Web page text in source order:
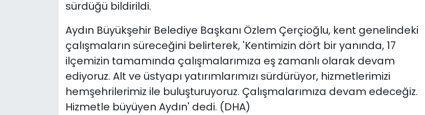
sürdüğü bildirildi.
Aydın Büyükşehir Belediye Başkanı Özlem Çerçioğlu, kent genelindeki
çalışmaların süreceğini belirterek, 'Kentimizin dört bir yanında, 17
ilçemizin tamamında çalışmalarımıza eş zamanlı olarak devam
ediyoruz. Alt ve üstyapı yatırımlarımızı sürdürüyor, hizmetlerimizi
hemşehrilerimiz ile buluşturuyoruz. Çalışmalarımıza devam edeceğiz.
Hizmetle büyüyen Aydın' dedi. (DHA)